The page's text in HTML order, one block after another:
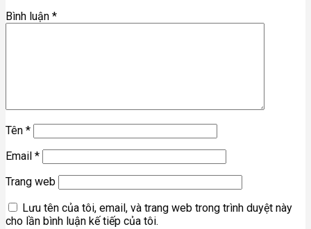
Bình luận *
Tên *
Email *
Trang web
Lưu tên của tôi, email, và trang web trong trình duyệt này
cho lần bình luận kế tiếp của tôi.